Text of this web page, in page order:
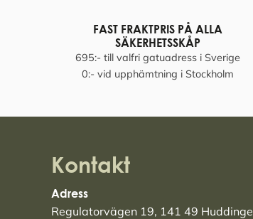
FAST FRAKTPRIS PÅ ALLA
SÄKERHETSSKÅP
695:- till valfri gatuadress i Sverige
0:- vid upphämtning i Stockholm
Kontakt
Adress
Regulatorvägen 19, 141 49 Huddinge